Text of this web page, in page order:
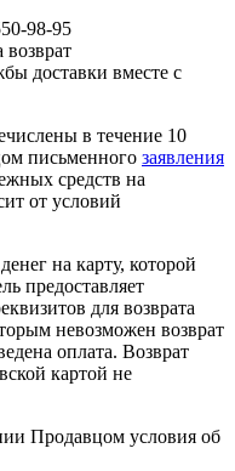
98-95
возврат
доставки вместе с
в течение 10
письменного заявления
средств на
от условий
на карту, которой
предоставляет
для возврата
невозможен возврат
оплата. Возврат
картой не
Продавцом условия об